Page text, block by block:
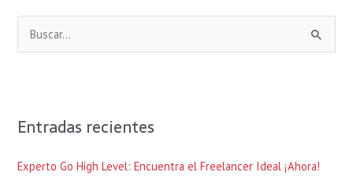
a
p
Entradas recientes
Experto Go High Level: Encuentra el Freelancer Ideal ¡Ahora!